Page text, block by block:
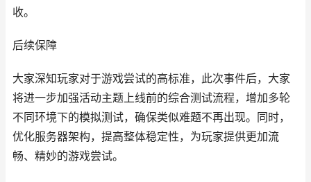
收。
后续保障
大家深知玩家对于游戏尝试的高标准，此次事件后，大家
将进一步加强活动主题上线前的综合测试流程，增加多轮
不同环境下的模拟测试，确保类似难题不再出现。同时，
优化服务器架构，提高整体稳定性，为玩家提供更加流
畅、精妙的游戏尝试。